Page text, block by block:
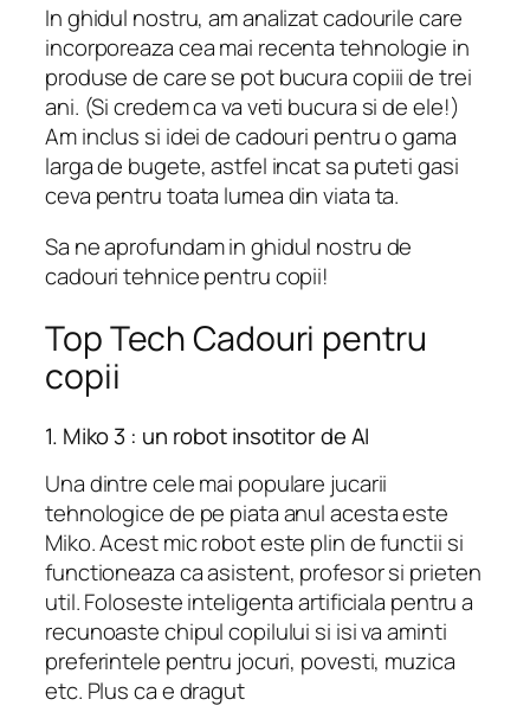
In ghidul nostru, am analizat cadourile care
incorporeaza cea mai recenta tehnologie in
produse de care se pot bucura copiii de trei
ani. (Si credem ca va veti bucura si de ele!)
Am inclus si idei de cadouri pentru o gama
larga de bugete, astfel incat sa puteti gasi
ceva pentru toata lumea din viata ta.
Sa ne aprofundam in ghidul nostru de
cadouri tehnice pentru copii!
Top Tech Cadouri pentru
copii
1. Miko 3 : un robot insotitor de AI
Una dintre cele mai populare jucarii
tehnologice de pe piata anul acesta este
Miko. Acest mic robot este plin de functii si
functioneaza ca asistent, profesor si prieten
util. Foloseste inteligenta artificiala pentru a
recunoaste chipul copilului si isi va aminti
preferintele pentru jocuri, povesti, muzica
etc. Plus ca e dragut